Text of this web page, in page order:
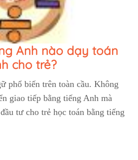
Anh nào dạy toán
cho trẻ?
phổ biến trên toàn cầu. Không
giao tiếp bằng tiếng Anh mà
tư cho trẻ học toán bằng tiếng